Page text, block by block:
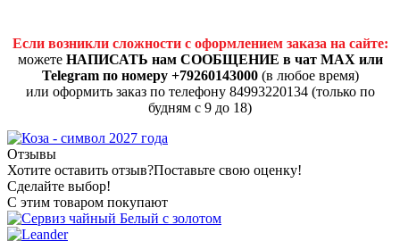
Если возникли сложности с оформлением заказа на сайте:
можете НАПИСАТЬ нам СООБЩЕНИЕ в чат MAX или
Telegram по номеру +79260143000(в любое время)
или оформить заказ по телефону 84993220134 (только по
будням с 9 до 18)
Отзывы
Хотите оставить отзыв?Поставьте свою оценку!
Сделайте выбор!
С этим товаром покупают